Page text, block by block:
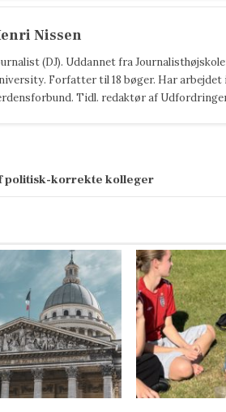
Nissen
(DJ). Uddannet fra
Forfatter til 18 bøger. Har
Tidl. redaktør af
politisk-korrekte kolleger